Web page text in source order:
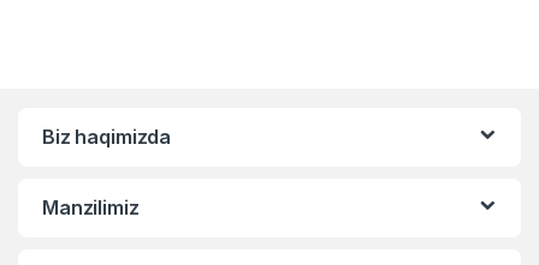
Biz haqimizda
Manzilimiz